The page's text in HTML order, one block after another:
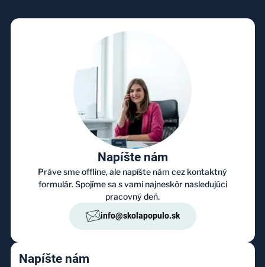
Napíšte nám
Práve sme offline, ale napíšte nám cez kontaktný
formulár. Spojíme sa s vami najneskôr nasledujúci
pracovný deň.
info@skolapopulo.sk
Napíšte nám